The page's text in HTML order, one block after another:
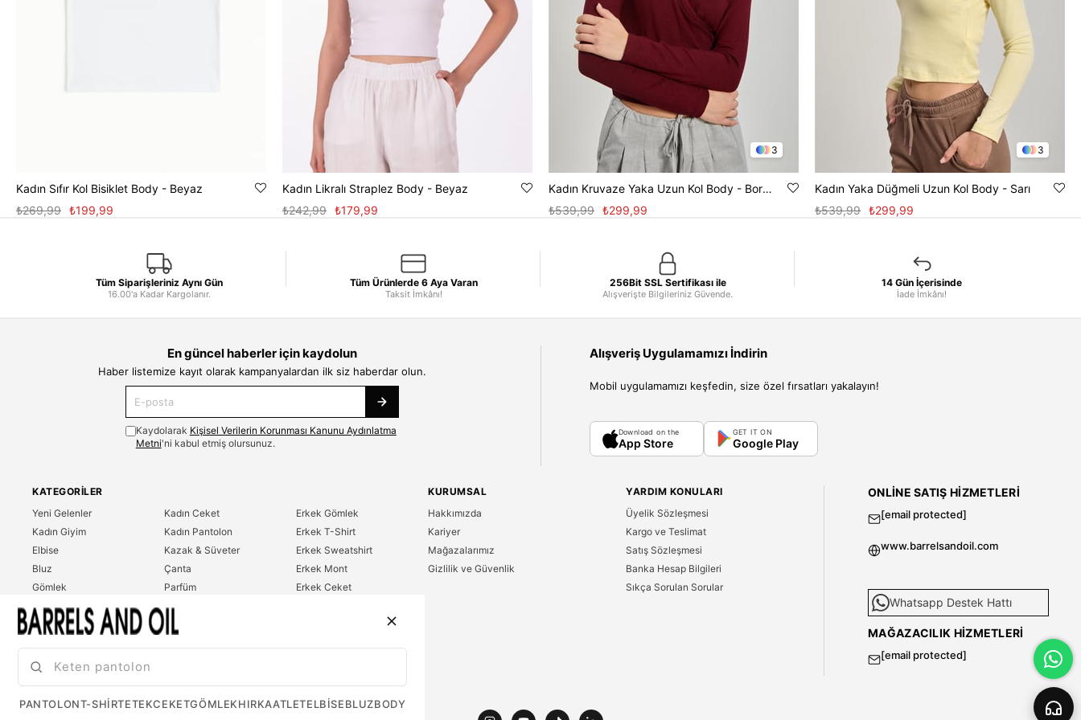
Kadın Sıfır Kol Bisiklet Body - Beyaz
₺199,99
₺269,99
Kadın Likralı Straplez Body - Beyaz
₺179,99
₺242,99
3
Kadın Kruvaze Yaka Uzun Kol Body - Bordo
₺299,99
₺539,99
3
Kadın Yaka Düğmeli Uzun Kol Body - Sarı
₺299,99
₺539,99
Tüm Siparişleriniz Aynı Gün
16.00'a Kadar Kargolanır.
Tüm Ürünlerde 6 Aya Varan
Taksit İmkânı!
256Bit SSL Sertifikası ile
Alışverişte Bilgileriniz Güvende.
14 Gün İçerisinde
İade İmkânı!
En güncel haberler için kaydolun
Haber listemize kayıt olarak kampanyalardan ilk siz haberdar olun.
Kaydolarak Kişisel Verilerin Korunması Kanunu Aydınlatma
Metni'ni kabul etmiş olursunuz.
Alışveriş Uygulamamızı İndirin
Mobil uygulamamızı keşfedin, size özel fırsatları yakalayın!
Download on the
App Store
GET IT ON
Google Play
KATEGORILER
Yeni Gelenler
Kadın Giyim
Elbise
Bluz
Gömlek
T-Shirt
Sweatshirt
Kadın Ceket
Kadın Pantolon
Kazak & Süveter
Çanta
Parfüm
Erkek Giyim
Erkek Gömlek
Erkek T-Shirt
Erkek Sweatshirt
Erkek Mont
Erkek Ceket
KURUMSAL
Hakkımızda
Kariyer
Mağazalarımız
Gizlilik ve Güvenlik
YARDIM KONULARI
Üyelik Sözleşmesi
Kargo ve Teslimat
Satış Sözleşmesi
Banka Hesap Bilgileri
Sıkça Sorulan Sorular
ONLINE SATIŞ HIZMETLERI
[email protected]
www.barrelsandoil.com
Whatsapp Destek Hattı
MAĞAZACILIK HIZMETLERI
[email protected]
PANTOLONT-SHIRTETEKCEKETGÖMLEKHIRKAATLETELBISEBLUZBODY